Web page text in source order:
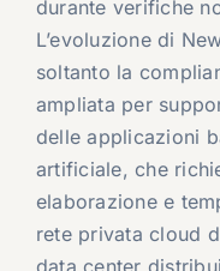
durante verifiche
L’evoluzione di
soltanto la
ampliata per
delle applicazioni
artificiale, che
elaborazione e
rete privata cloud